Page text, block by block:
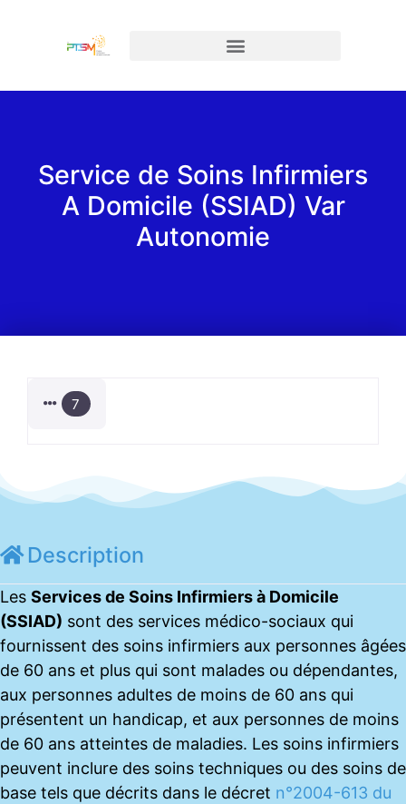
Service de Soins Infirmiers
A Domicile (SSIAD) Var
Autonomie
7
Description
Les Services de Soins Infirmiers à Domicile
(SSIAD) sont des services médico-sociaux qui
fournissent des soins infirmiers aux personnes âgées
de 60 ans et plus qui sont malades ou dépendantes,
aux personnes adultes de moins de 60 ans qui
présentent un handicap, et aux personnes de moins
de 60 ans atteintes de maladies. Les soins infirmiers
peuvent inclure des soins techniques ou des soins de
base tels que décrits dans le décret n°2004-613 du